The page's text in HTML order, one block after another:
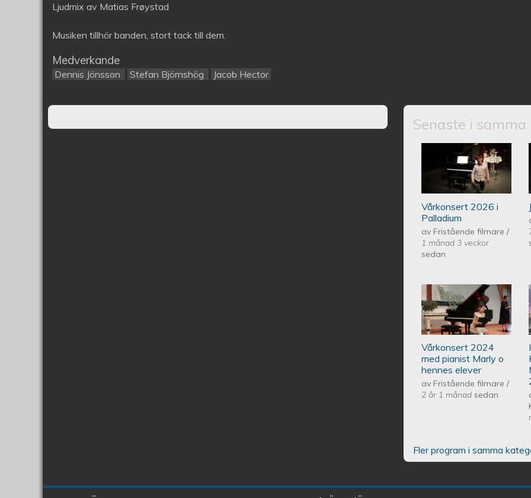
Ljudmix av Matias Frøystad
Musiken tillhör banden, stort tack till dem.
Medverkande
Dennis Jönsson Stefan Björnshög Jacob Hector
Senaste i samma
Piano Marly
PALLADIUM
Vårkonsert 2026 i
Palladium
av Fristående filmare/
1 månad 3 veckor
sedan
Piano Marly
Vårkonsert 2024
med pianist Marly o
hennes elever
av Fristående filmare/
2 år 1 månad sedan
Fler program i samma